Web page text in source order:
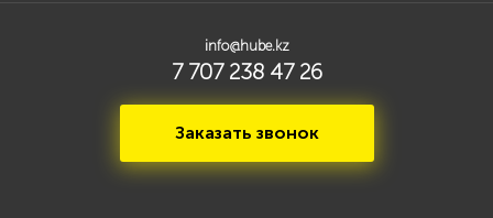
info@hube.kz
7 707 238 47 26
Заказать звонок